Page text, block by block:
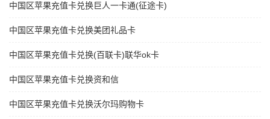
中国区苹果充值卡兑换巨人一卡通(征途卡)
中国区苹果充值卡兑换美团礼品卡
中国区苹果充值卡兑换(百联卡)联华ok卡
中国区苹果充值卡兑换资和信
中国区苹果充值卡兑换沃尔玛购物卡